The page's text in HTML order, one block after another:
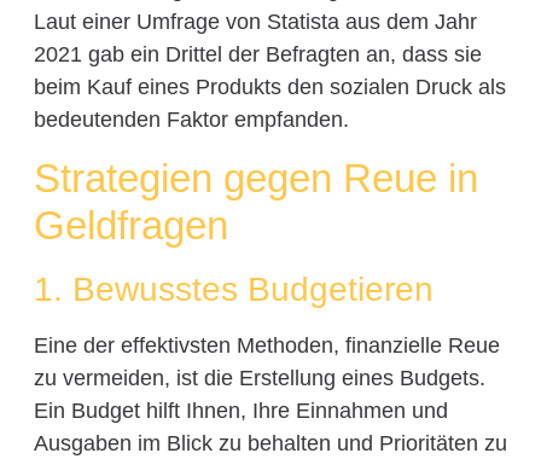
Laut einer Umfrage von Statista aus dem Jahr
2021 gab ein Drittel der Befragten an, dass sie
beim Kauf eines Produkts den sozialen Druck als
bedeutenden Faktor empfanden.
Strategien gegen Reue in
Geldfragen
1. Bewusstes Budgetieren
Eine der effektivsten Methoden, finanzielle Reue
zu vermeiden, ist die Erstellung eines Budgets.
Ein Budget hilft Ihnen, Ihre Einnahmen und
Ausgaben im Blick zu behalten und Prioritäten zu